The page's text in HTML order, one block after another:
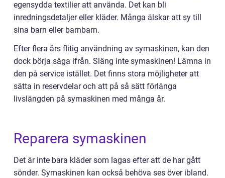
egensydda textilier att använda. Det kan bli
inredningsdetaljer eller kläder. Många älskar att sy till
sina barn eller barnbarn.
Efter flera års flitig användning av symaskinen, kan den
dock börja säga ifrån. Släng inte symaskinen! Lämna in
den på service istället. Det finns stora möjligheter att
sätta in reservdelar och att på så sätt förlänga
livslängden på symaskinen med många år.
Reparera symaskinen
Det är inte bara kläder som lagas efter att de har gått
sönder. Symaskinen kan också behöva ses över ibland.